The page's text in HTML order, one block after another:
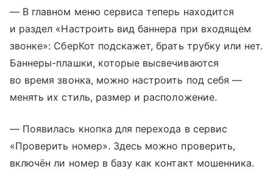
— В главном меню сервиса теперь находится
и раздел «Настроить вид баннера при входящем
звонке»: СберКот подскажет, брать трубку или нет.
Баннеры-плашки, которые высвечиваются
во время звонка, можно настроить под себя —
менять их стиль, размер и расположение.
— Появилась кнопка для перехода в сервис
«Проверить номер». Здесь можно проверить,
включён ли номер в базу как контакт мошенника.